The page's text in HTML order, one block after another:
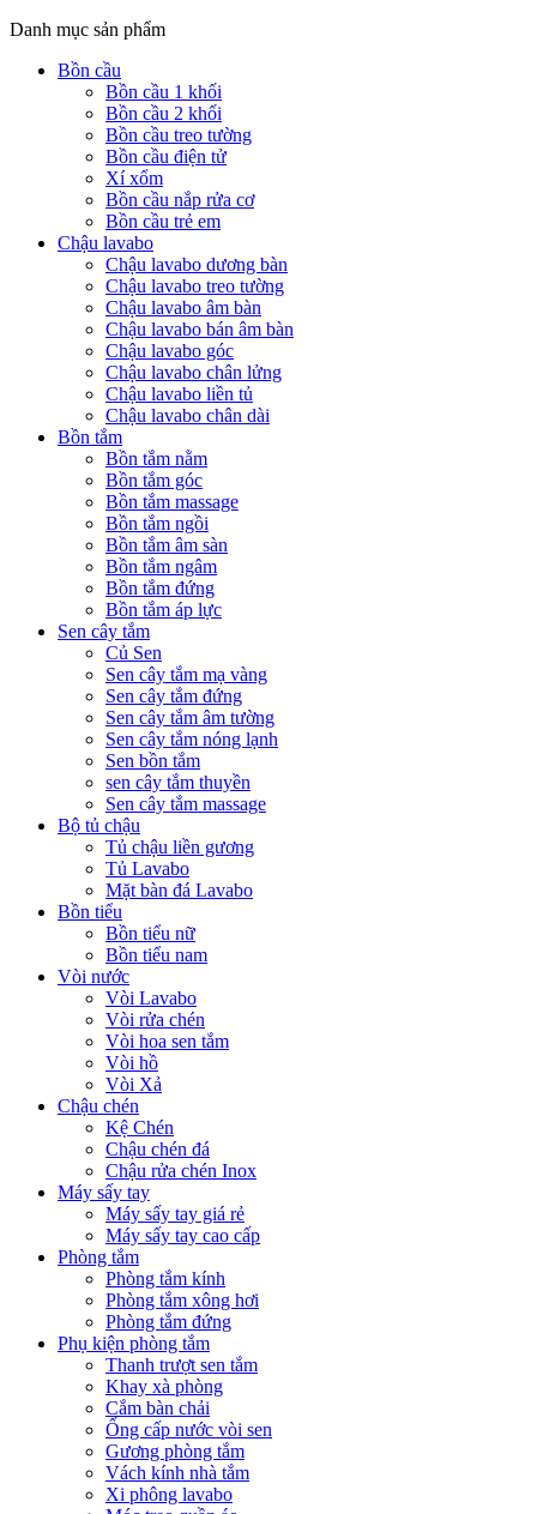
Danh mục sản phẩm
Bồn cầu
Bồn cầu 1 khối
Bồn cầu 2 khối
Bồn cầu treo tường
Bồn cầu điện tử
Xí xổm
Bồn cầu nắp rửa cơ
Bồn cầu trẻ em
Chậu lavabo
Chậu lavabo dương bàn
Chậu lavabo treo tường
Chậu lavabo âm bàn
Chậu lavabo bán âm bàn
Chậu lavabo góc
Chậu lavabo chân lửng
Chậu lavabo liền tủ
Chậu lavabo chân dài
Bồn tắm
Bồn tắm nằm
Bồn tắm góc
Bồn tắm massage
Bồn tắm ngồi
Bồn tắm âm sàn
Bồn tắm ngâm
Bồn tắm đứng
Bồn tắm áp lực
Sen cây tắm
Củ Sen
Sen cây tắm mạ vàng
Sen cây tắm đứng
Sen cây tắm âm tường
Sen cây tắm nóng lạnh
Sen bồn tắm
sen cây tắm thuyền
Sen cây tắm massage
Bộ tủ chậu
Tủ chậu liền gương
Tủ Lavabo
Mặt bàn đá Lavabo
Bồn tiểu
Bồn tiểu nữ
Bồn tiểu nam
Vòi nước
Vòi Lavabo
Vòi rửa chén
Vòi hoa sen tắm
Vòi hồ
Vòi Xả
Chậu chén
Kệ Chén
Chậu chén đá
Chậu rửa chén Inox
Máy sấy tay
Máy sấy tay giá rẻ
Máy sấy tay cao cấp
Phòng tắm
Phòng tắm kính
Phòng tắm xông hơi
Phòng tắm đứng
Phụ kiện phòng tắm
Thanh trượt sen tắm
Khay xà phòng
Cắm bàn chải
Ống cấp nước vòi sen
Gương phòng tắm
Vách kính nhà tắm
Xi phông lavabo